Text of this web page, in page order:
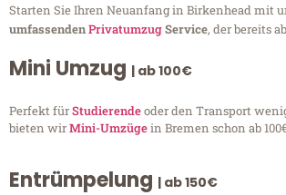
Starten Sie Ihren Neuanfang in Birkenhead mit
umfassendenPrivatumzugService, der bereits
Mini Umzug | ab 100€
Perfekt fürStudierendeoder den Transport
bieten wirMini-Umzügein Bremen schon ab
Entrümpelung | ab 150€